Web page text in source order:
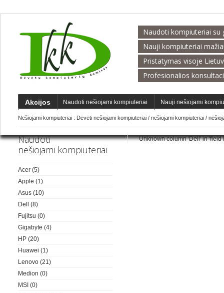
Naudoti kompiuteriai su
Nauji kompiuteriai
Pristatymas visoje
Profesionalios
Akcijos Naudoti nešiojami kompiuteriai Nauji nešiojami
Nešiojami kompiuteriai : Dėvėti nešiojami kompiuteriai / nešiojami kompiuteriai /
Naudoti
nešiojami kompiuteriai
Acer (5)
Apple (1)
Asus (10)
Dell
(8)
Fujitsu (0)
Gigabyte (4)
HP (20)
Huawei (1)
Lenovo (21)
Medion (0)
MSI (0)
Unknown column 'Dell' in 'field